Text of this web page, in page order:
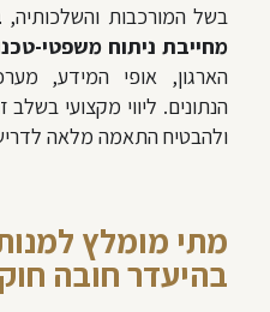
בשל המורכבות והשלכותיה,
מחייבת ניתוח משפטי-
הארגון, אופי המידע,
הנתונים. ליווי מקצועי
ולהבטיח התאמה מלאה
בהיעדר חובה